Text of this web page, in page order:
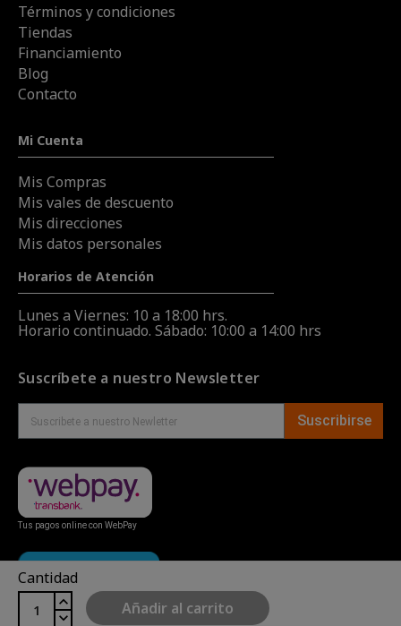
Cantidad
Añadir al carrito
Términos y condiciones
Tiendas
Financiamiento
Blog
Contacto
Mi Cuenta
Mis Compras
Mis vales de descuento
Mis direcciones
Mis datos personales
Horarios de Atención
Lunes a Viernes: 10 a 18:00 hrs.
Horario continuado. Sábado: 10:00 a 14:00 hrs
Suscríbete a nuestro Newsletter
Suscribirse
Tus pagos online con WebPay